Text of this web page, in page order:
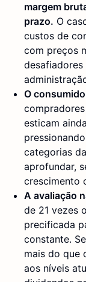
margem
prazo. O
custos de
com preços
O
esticam
categorias
aprofundar,
crescimento
A avaliação
de 21 vezes
precificada
constante.
mais do que
aos níveis